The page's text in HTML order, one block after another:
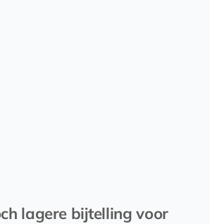
lagere bijtelling voor